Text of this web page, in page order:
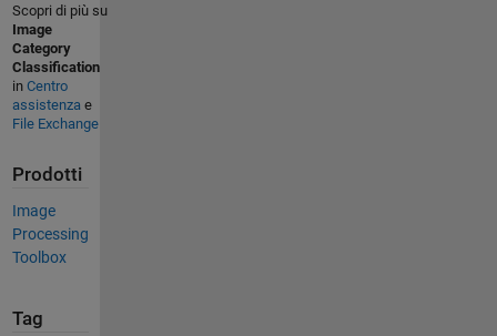
Scopri di più su
Image
Category
Classification
in Centro
assistenza e
File Exchange
Prodotti
Image
Processing
Toolbox
Tag